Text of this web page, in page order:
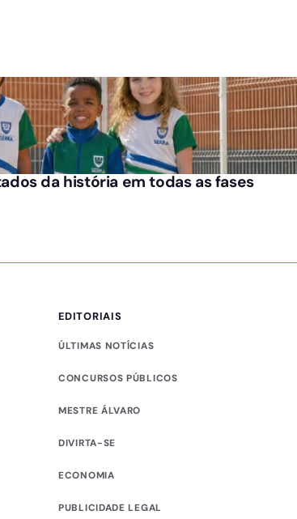
da história em todas as fases
EDITORIAIS
ÚLTIMAS NOTÍCIAS
CONCURSOS PÚBLICOS
MESTRE ÁLVARO
DIVIRTA-SE
ECONOMIA
PUBLICIDADE LEGAL